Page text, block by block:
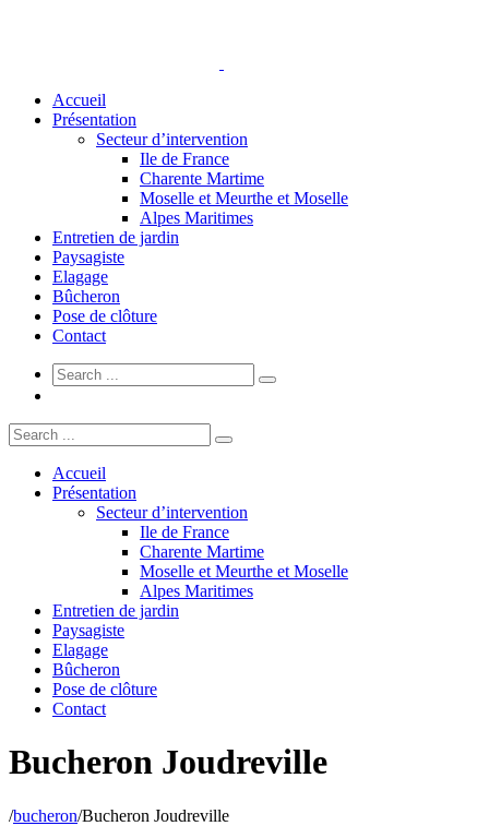
Accueil
Présentation
Secteur d’intervention
Ile de France
Charente Martime
Moselle et Meurthe et Moselle
Alpes Maritimes
Entretien de jardin
Paysagiste
Elagage
Bûcheron
Pose de clôture
Contact
Accueil
Présentation
Secteur d’intervention
Ile de France
Charente Martime
Moselle et Meurthe et Moselle
Alpes Maritimes
Entretien de jardin
Paysagiste
Elagage
Bûcheron
Pose de clôture
Contact
Bucheron Joudreville
/bucheron/Bucheron Joudreville